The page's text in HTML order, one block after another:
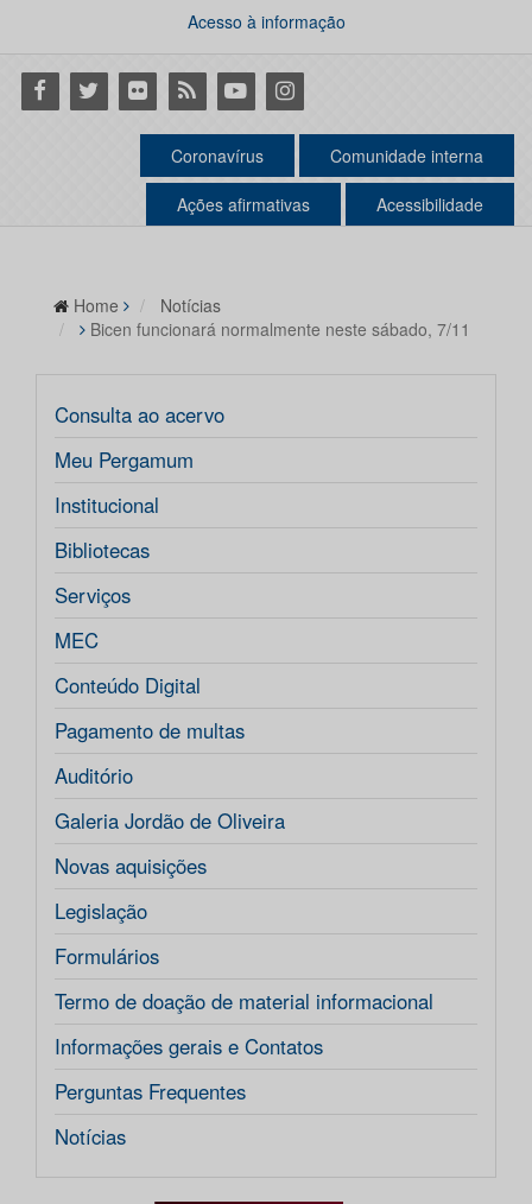
Acesso à informação
Facebook
Twitter Flickr RSS YoutubeInstagram
Coronavírus Comunidade interna
Ações afirmativas Acessibilidade
Home
Notícias
Bicen funcionará normalmente neste sábado, 7/11
Consulta ao acervo
Meu Pergamum
Institucional
Bibliotecas
Serviços
MEC
Conteúdo Digital
Pagamento de multas
Auditório
Galeria Jordão de Oliveira
Novas aquisições
Legislação
Formulários
Termo de doação de material informacional
Informações gerais e Contatos
Perguntas Frequentes
Notícias